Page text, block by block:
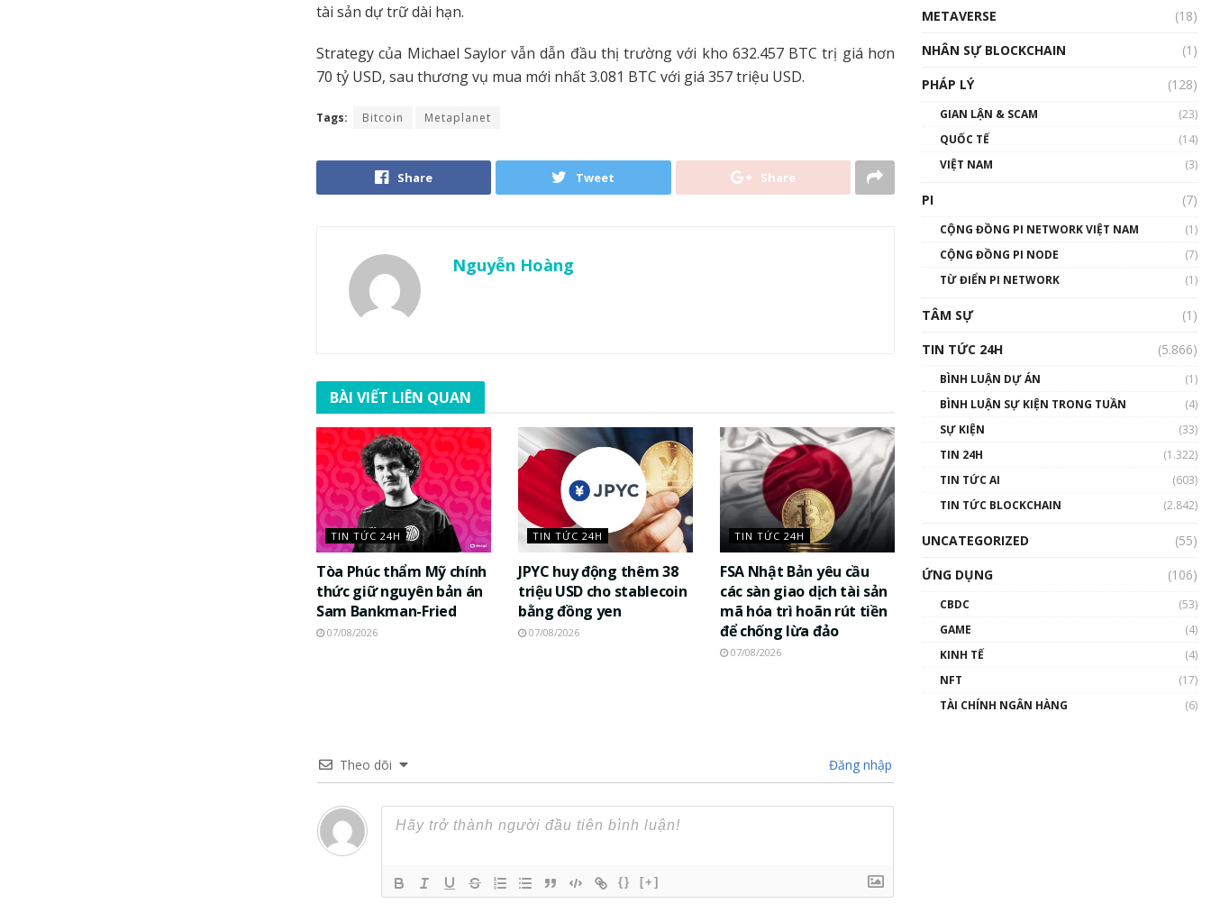
tài sản dự trữ dài hạn.
Strategy của Michael Saylor vẫn dẫn đầu thị trường với kho 632.457 BTC trị giá hơn
70 tỷ USD, sau thương vụ mua mới nhất 3.081 BTC với giá 357 triệu USD.
Tags: Bitcoin Metaplanet
Share Tweet Share
Nguyễn Hoàng
BÀI VIẾT LIÊN QUAN
TIN TỨC 24H
Tòa Phúc thẩm Mỹ chính
thức giữ nguyên bản án
Sam Bankman-Fried
07/08/2026
TIN TỨC 24H
JPYC huy động thêm 38
triệu USD cho stablecoin
bằng đồng yen
07/08/2026
TIN TỨC 24H
FSA Nhật Bản yêu cầu
các sàn giao dịch tài sản
mã hóa trì hoãn rút tiền
để chống lừa đảo
07/08/2026
Theo dõi Đăng nhập
{} [+]
01:34:46
01:32:59
Talkshow17: Mùa đông
Crypto – Chiếc khăn gió ấm
01:49:30
Talkshow 14: MemeCoin –
METAVERSE
(18)
NHÂN SỰ BLOCKCHAIN
(1)
PHÁP LÝ
(128)
GIAN LẬN & SCAM
(23)
QUỐC TẾ
(14)
VIỆT NAM
(3)
PI (7)
CỘNG ĐỒNG PI NETWORK VIỆT NAM
(1)
CỘNG ĐỒNG PI NODE
(7)
TỪ ĐIỂN PI NETWORK
(1)
TÂM SỰ
(1)
TIN TỨC 24H
(5.866)
BÌNH LUẬN DỰ ÁN
(1)
BÌNH LUẬN SỰ KIỆN TRONG TUẦN
(4)
SỰ KIỆN
(33)
TIN 24H
(1.322)
TIN TỨC AI
(603)
TIN TỨC BLOCKCHAIN
(2.842)
UNCATEGORIZED
(55)
ỨNG DỤNG
(106)
CBDC
(53)
GAME
(4)
KINH TẾ
(4)
NFT
(17)
TÀI CHÍNH NGÂN HÀNG
(6)